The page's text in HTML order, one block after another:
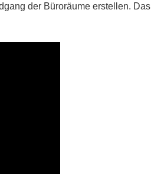
der Büroräume erstellen. Das